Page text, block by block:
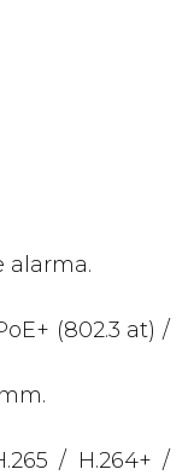
alarma.
(802.3 at) /
/ H.264+ /